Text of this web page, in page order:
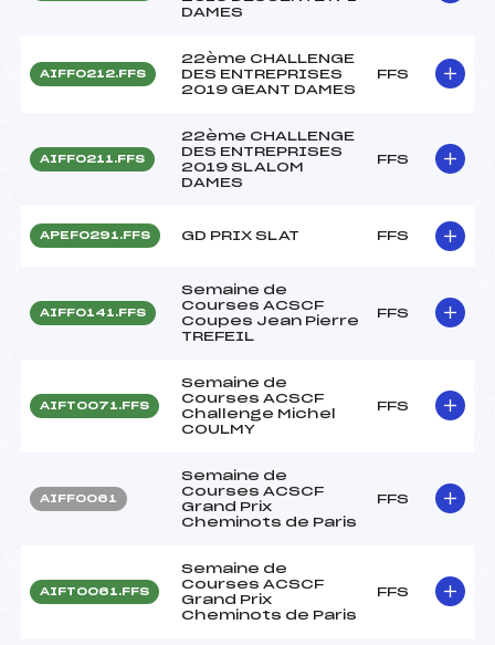
DAMES
AIFF0212.FFS
22ème CHALLENGE
DES ENTREPRISES
2019 GEANT DAMES
FFS
AIFF0211.FFS
22ème CHALLENGE
DES ENTREPRISES
2019 SLALOM
DAMES
FFS
APEF0291.FFS GD PRIX SLAT FFS
AIFF0141.FFS
Semaine de
Courses ACSCF
Coupes Jean Pierre
TREFEIL
FFS
AIFT0071.FFS
Semaine de
Courses ACSCF
Challenge Michel
COULMY
FFS
AIFF0061
Semaine de
Courses ACSCF
Grand Prix
Cheminots de Paris
FFS
AIFT0061.FFS
Semaine de
Courses ACSCF
Grand Prix
Cheminots de Paris
FFS